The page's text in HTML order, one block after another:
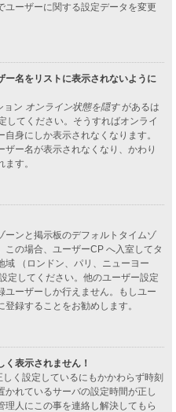
ユーザーに関する設定データを変更
ー名をリストに表示されないように
ョン オンライン状態を隠すがあるは
してください。そうすればオンライ
身にしか表示されなくなります。
ザー名が表示されなくなり、かわり
す。
ーンと掲示板のデフォルトタイムゾ
の場合、ユーザーCP へ入室してタ
域 （ロンドン、パリ、ニューヨー
定してください。他のユーザー設定
ユーザーしか行えません。もしユー
録することをお勧めします。
表示されません！
く設定しているにもかかわらず時刻
れているサーバの設定時間が正し
理人にこの事を連絡し解決してもら